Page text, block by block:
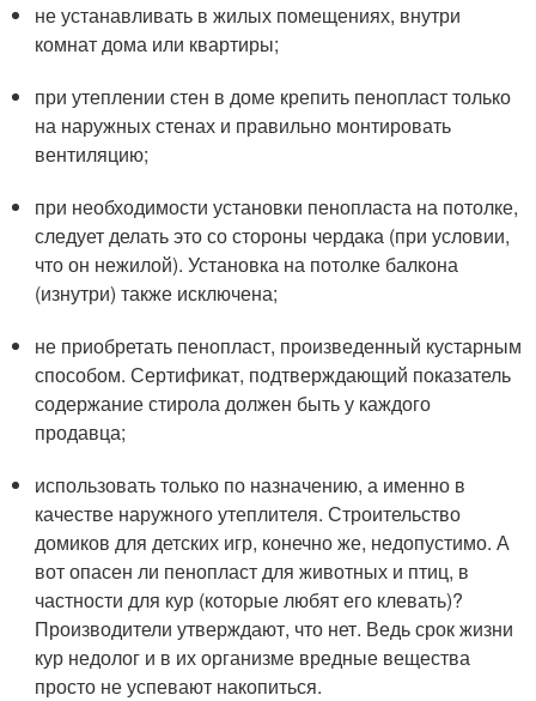
не устанавливать в жилых помещениях, внутри
комнат дома или квартиры;
при утеплении стен в доме крепить пенопласт только
на наружных стенах и правильно монтировать
вентиляцию;
при необходимости установки пенопласта на потолке,
следует делать это со стороны чердака (при условии,
что он нежилой). Установка на потолке балкона
(изнутри) также исключена;
не приобретать пенопласт, произведенный кустарным
способом. Сертификат, подтверждающий показатель
содержание стирола должен быть у каждого
продавца;
использовать только по назначению, а именно в
качестве наружного утеплителя. Строительство
домиков для детских игр, конечно же, недопустимо. А
вот опасен ли пенопласт для животных и птиц, в
частности для кур (которые любят его клевать)?
Производители утверждают, что нет. Ведь срок жизни
кур недолог и в их организме вредные вещества
просто не успевают накопиться.